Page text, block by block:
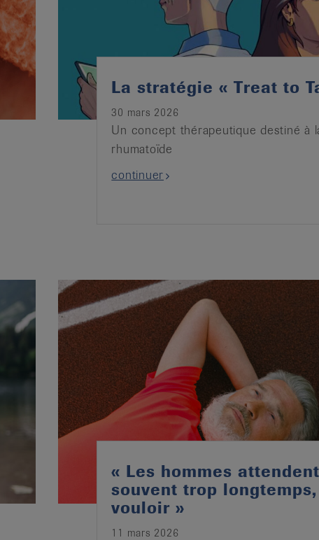
La stratégie « Treat to
30 mars 2026
Un concept thérapeutique destiné à
rhumatoïde
continuer
« Les hommes attendent
souvent trop
vouloir »
11 mars 2026